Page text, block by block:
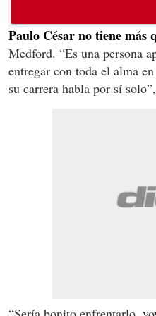
Paulo César no tiene más
Medford. “Es una persona
entregar con toda el alma
su carrera habla por sí